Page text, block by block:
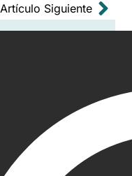
Artículo Siguiente